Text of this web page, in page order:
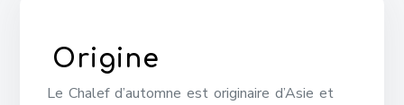
Origine
Le Chalef d’automne est originaire d’Asie et